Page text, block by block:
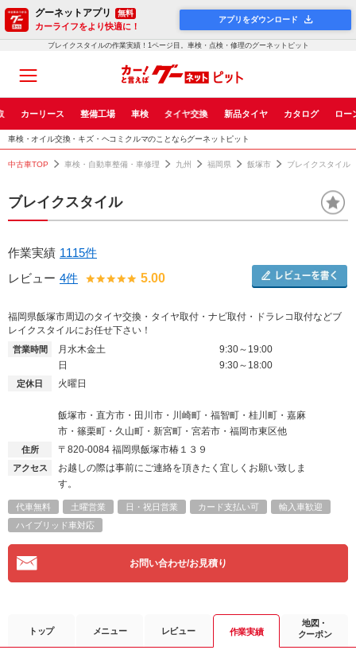
グーネットアプリ 無料
カーライフをより快適に！
アプリをダウンロード
ブレイクスタイルの作業実績！1ページ目。車検・点検・修理のグーネットピット
カーリース 整備工場 車検 タイヤ交換 新品タイヤ カタログ ロー
車検・オイル交換・キズ・ヘコミクルマのことならグーネットピット
中古車TOP 車検・自動車整備・車修理 九州 福岡県 飯塚市 ブレイクスタイル
ブレイクスタイル
作業実績 1115件
レビュー 4件 5.00
福岡県飯塚市周辺のタイヤ交換・タイヤ取付・ナビ取付・ドラレコ取付などブ
レイクスタイルにお任せ下さい！
営業時間 月水木金土
9:30～19:00
日
9:30～18:00
定休日 火曜日
飯塚市・直方市・田川市・川崎町・福智町・桂川町・嘉麻
市・篠栗町・久山町・新宮町・宮若市・福岡市東区他
住所 〒820-0084 福岡県飯塚市椿１３９
アクセス
お越しの際は事前にご連絡を頂きたく宜しくお願い致しま
す。
代車無料 土曜営業 日・祝日営業 カード支払い可
輸入車歓迎
ハイブリッド車対応
お問い合わせ/お見積り
トップ メニュー レビュー 作業実績
地図・
クーポン